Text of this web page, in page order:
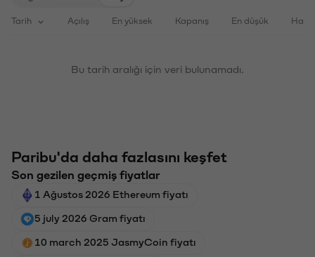
Tarih Açılış En yüksek Kapanış En düşük
Bu tarih aralığı için veri bulunamadı.
Paribu'da daha fazlasını keşfet
Son gezilen geçmiş fiyatlar
1 Ağustos 2026 Ethereum fiyatı
5 july 2026 Gram fiyatı
10 march 2025 JasmyCoin fiyatı